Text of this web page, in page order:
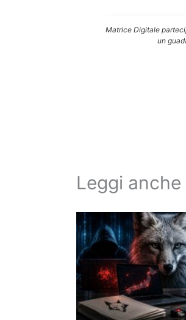
Matrice Digitale
un
Leggi anche